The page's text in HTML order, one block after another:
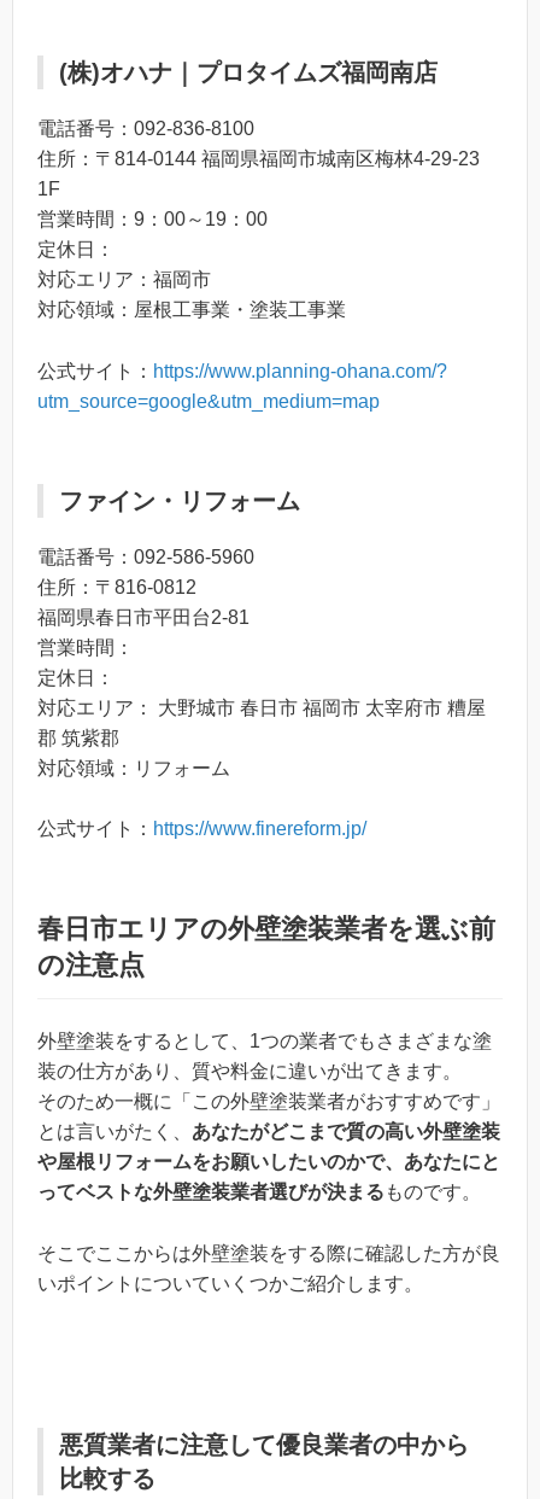
(株)オハナ｜プロタイムズ福岡南店
電話番号：092-836-8100
住所：〒814-0144 福岡県福岡市城南区梅林4-29-23
1F
営業時間：9：00～19：00
定休日：
対応エリア：福岡市
対応領域：屋根工事業・塗装工事業
公式サイト： https://www.planning-ohana.com/?
utm_source=google&utm_medium=map
ファイン・リフォーム
電話番号：092-586-5960
住所：〒816-0812
福岡県春日市平田台2-81
営業時間：
定休日：
対応エリア： 大野城市 春日市 福岡市 太宰府市 糟屋
郡 筑紫郡
対応領域：リフォーム
公式サイト： https://www.finereform.jp/
春日市エリアの外壁塗装業者を選ぶ前
の注意点
外壁塗装をするとして、1つの業者でもさまざまな塗
装の仕方があり、質や料金に違いが出てきます。
そのため一概に「この外壁塗装業者がおすすめです」
とは言いがたく、 あなたがどこまで質の高い外壁塗装
や屋根リフォームをお願いしたいのかで、あなたにと
ってベストな外壁塗装業者選びが決まる ものです。
そこでここからは外壁塗装をする際に確認した方が良
いポイントについていくつかご紹介します。
悪質業者に注意して優良業者の中から
比較する